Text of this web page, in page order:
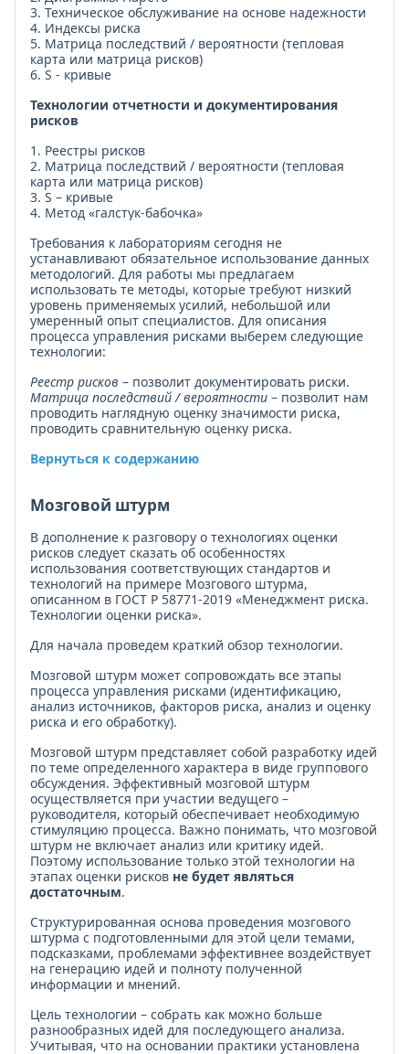
3. Техническое обслуживание на основе надежности
4. Индексы риска
5. Матрица последствий / вероятности (тепловая
карта или матрица рисков)
6. S - кривые
Технологии отчетности и документирования
рисков
1. Реестры рисков
2. Матрица последствий / вероятности (тепловая
карта или матрица рисков)
3. S – кривые
4. Метод «галстук-бабочка»
Требования к лабораториям сегодня не
устанавливают обязательное использование данных
методологий. Для работы мы предлагаем
использовать те методы, которые требуют низкий
уровень применяемых усилий, небольшой или
умеренный опыт специалистов. Для описания
процесса управления рисками выберем следующие
технологии:
Реестр рисков – позволит документировать риски.
Матрица последствий / вероятности – позволит нам
проводить наглядную оценку значимости риска,
проводить сравнительную оценку риска.
Вернуться к содержанию
Мозговой штурм
В дополнение к разговору о технологиях оценки
рисков следует сказать об особенностях
использования соответствующих стандартов и
технологий на примере Мозгового штурма,
описанном в ГОСТ Р 58771-2019 «Менеджмент риска.
Технологии оценки риска».
Для начала проведем краткий обзор технологии.
Мозговой штурм может сопровождать все этапы
процесса управления рисками (идентификацию,
анализ источников, факторов риска, анализ и оценку
риска и его обработку).
Мозговой штурм представляет собой разработку идей
по теме определенного характера в виде группового
обсуждения. Эффективный мозговой штурм
осуществляется при участии ведущего –
руководителя, который обеспечивает необходимую
стимуляцию процесса. Важно понимать, что мозговой
штурм не включает анализ или критику идей.
Поэтому использование только этой технологии на
этапах оценки рисков не будет являться
достаточным.
Структурированная основа проведения мозгового
штурма с подготовленными для этой цели темами,
подсказками, проблемами эффективнее воздействует
на генерацию идей и полноту полученной
информации и мнений.
Цель технологии – собрать как можно больше
разнообразных идей для последующего анализа.
Учитывая, что на основании практики установлена